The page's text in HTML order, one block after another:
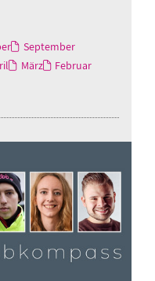
September
März
Februar